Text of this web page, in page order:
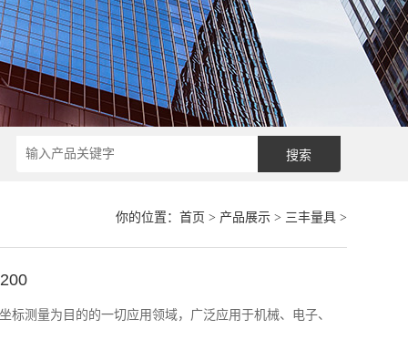
你的位置： 首页 > 产品展示> 三丰量具>
标测量为目的的一切应用领域，广泛应用于机械、电子、